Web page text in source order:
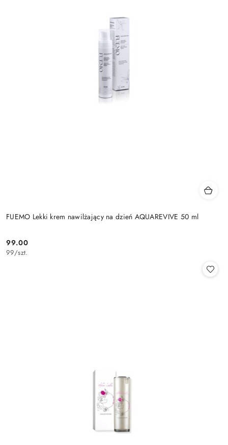
FUEMO Lekki krem nawilżający na dzień AQUAREVIVE 50 ml
Cena:
99.00
99/szt.